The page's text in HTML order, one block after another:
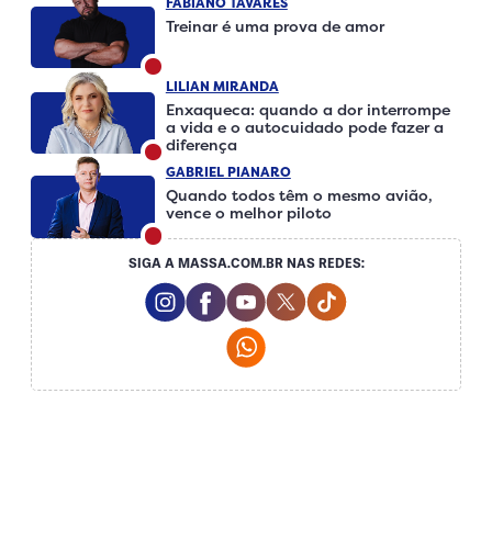
Treinar é uma prova de amor
LILIAN MIRANDA
Enxaqueca: quando a dor interrompe
a vida e o autocuidado pode fazer a
diferença
GABRIEL PIANARO
Quando todos têm o mesmo avião,
vence o melhor piloto
SIGA A MASSA.COM.BR NAS REDES:
Instagram Social Media
Facebook Social Media
Youtube Social Media
Twitter Social Media
Tiktok Social
Whatsapp Social Media